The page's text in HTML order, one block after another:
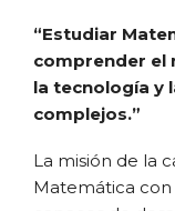
“Estudiar
comprender el
la tecnología y
complejos.”
La misión de la
Matemática con